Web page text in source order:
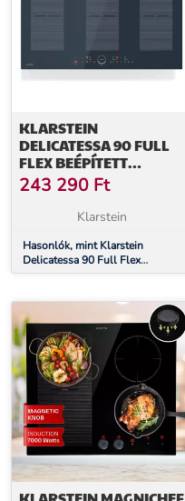
KLARSTEIN
DELICATESSA 90 FULL
FLEX BEÉPÍTETT
INDUKCIÓS FŐZŐLAP,
7500 W, FLEXI ZÓNA,
BOOSTER, INDUKCIÓ
243 290 Ft
Klarstein
Hasonlók, mint Klarstein
Delicatessa 90 Full Flex
beépített indukciós főzőlap,
Indukció